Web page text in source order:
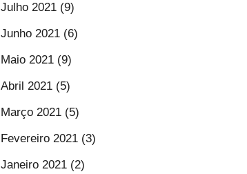
Julho 2021 (9)
Junho 2021 (6)
Maio 2021 (9)
Abril 2021 (5)
Março 2021 (5)
Fevereiro 2021 (3)
Janeiro 2021 (2)